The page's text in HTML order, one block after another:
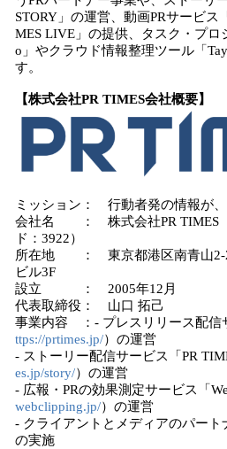
STORY」の運営、動画PRサービス
MES LIVE」の提供、タスク・プロ
o」やクラウド情報整理ツール「
す。
【株式会社PR TIMES会社概要】
ミッション： 行動者発の情報が
会社名 ： 株式会社PR TIMES
ド：3922）
所在地 ： 東京都港区南青山2-
ビル3F
設立 ： 2005年12月
代表取締役： 山口 拓己
事業内容 ：- プレスリリース配信
ttps://prtimes.jp/）の運営
- ストーリー配信サービス「PR
es.jp/story/）の運営
- 広報・PRの効果測定サービス「
webclipping.jp/）の運営
- クライアントとメディアのパート
の実施